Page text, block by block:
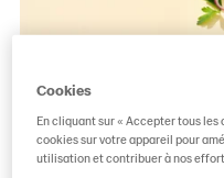
Pastridor, une
Lantmännen
offre horeca
Cookies
En cliquant sur « Accepter tous les
cookies sur votre appareil pour
utilisation et contribuer à nos